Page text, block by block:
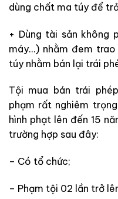
dùng chất ma túy để
+ Dùng tài sản không
máy…) nhằm đem
túy nhằm bán lại trái
Tội mua bán trái
phạm rất nghiêm
hình phạt lên đến 15
trường hợp sau đây:
– Có tổ chức;
– Phạm tội 02 lần trở